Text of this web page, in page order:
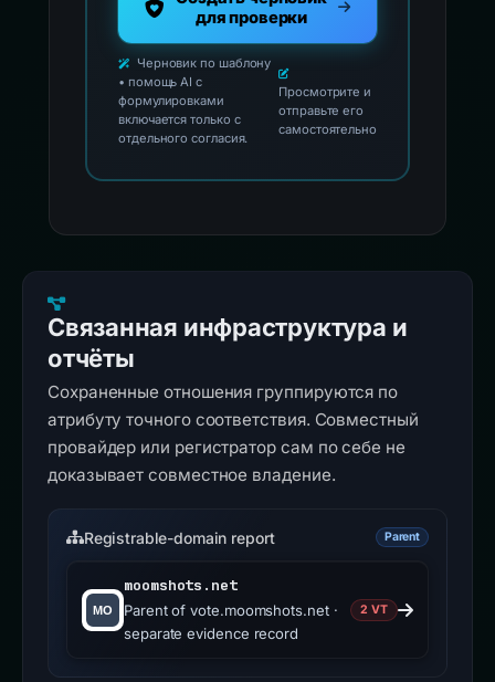
для проверки
Черновик по шаблону
• помощь AI с
формулировками
включается только с
отдельного согласия.
Просмотрите и
отправьте его
самостоятельно
Связанная инфраструктура и
отчёты
Сохраненные отношения группируются по
атрибуту точного соответствия. Совместный
провайдер или регистратор сам по себе не
доказывает совместное владение.
Registrable-domain report Parent
moomshots.net
Parent of vote.moomshots.net ·
separate evidence record
2 VT